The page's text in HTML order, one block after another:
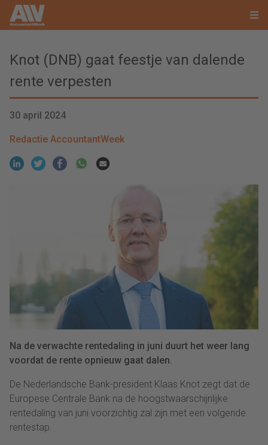
Knot (DNB) gaat feestje van dalende
rente verpesten
30 april 2024
Redactie AccountantWeek
Na de verwachte rentedaling in juni duurt het weer lang
voordat de rente opnieuw gaat dalen.
De Nederlandsche Bank-president Klaas Knot zegt dat de
Europese Centrale Bank na de hoogstwaarschijnlijke
rentedaling van juni voorzichtig zal zijn met een volgende
rentestap.